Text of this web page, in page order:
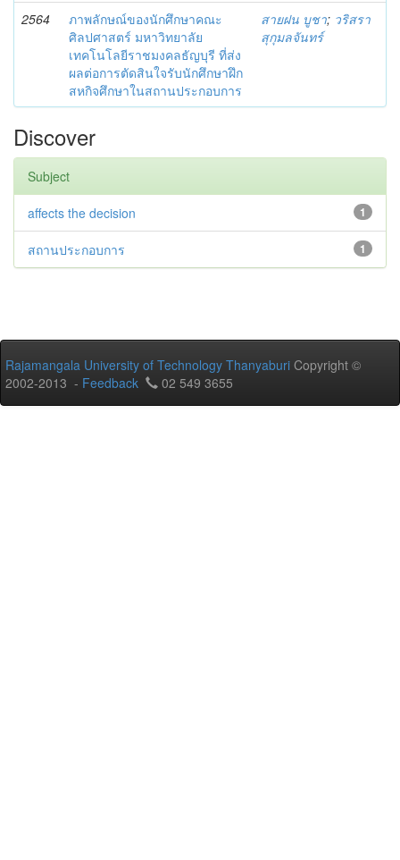
2564
ภาพลักษณ์ของนักศึกษาคณะ
ศิลปศาสตร์ มหาวิทยาลัย
เทคโนโลยีราชมงคลธัญบุรี ที่ส่ง
ผลต่อการตัดสินใจรับนักศึกษาฝึก
สหกิจศึกษาในสถานประกอบการ
สายฝน บูชา; วริสรา
สุกุมลจันทร์
Discover
Subject
1
affects the decision
1
สถานประกอบการ
Rajamangala University of Technology Thanyaburi Copyright ©
2002-2013 - Feedback 02 549 3655